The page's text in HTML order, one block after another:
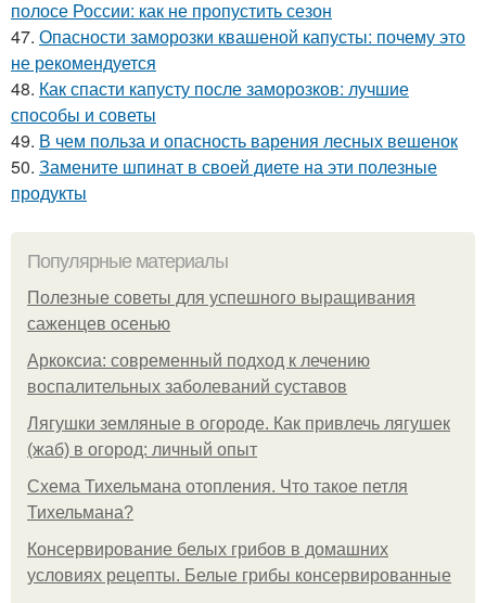
полосе России: как не пропустить сезон
47. Опасности заморозки квашеной капусты: почему это
не рекомендуется
48. Как спасти капусту после заморозков: лучшие
способы и советы
49. В чем польза и опасность варения лесных вешенок
50. Замените шпинат в своей диете на эти полезные
продукты
Популярные материалы
Полезные советы для успешного выращивания
саженцев осенью
Аркоксиа: современный подход к лечению
воспалительных заболеваний суставов
Лягушки земляные в огороде. Как привлечь лягушек
(жаб) в огород: личный опыт
Схема Тихельмана отопления. Что такое петля
Тихельмана?
Консервирование белых грибов в домашних
условиях рецепты. Белые грибы консервированные